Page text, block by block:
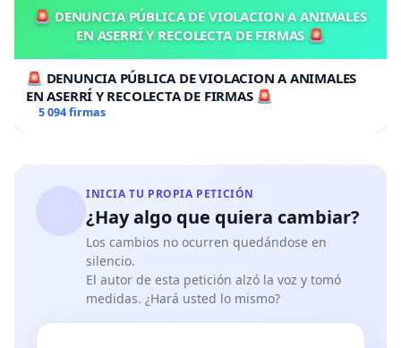
🚨 DENUNCIA PÚBLICA DE VIOLACION A ANIMALES
EN ASERRÍ Y RECOLECTA DE FIRMAS 🚨
🚨 DENUNCIA PÚBLICA DE VIOLACION A ANIMALES
EN ASERRÍ Y RECOLECTA DE FIRMAS 🚨
5 094 firmas
INICIA TU PROPIA PETICIÓN
¿Hay algo que quiera cambiar?
Los cambios no ocurren quedándose en
silencio.
El autor de esta petición alzó la voz y tomó
medidas. ¿Hará usted lo mismo?